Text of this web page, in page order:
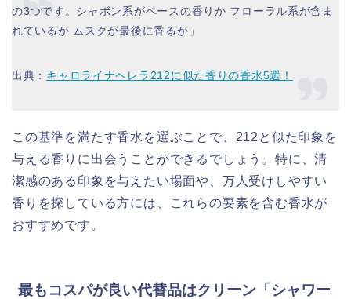
の3つです。シャボン系がベースの香りか フローラル系が含ま
れているか ムスクが最後に香るか」
出典： キャロライナヘレラ212に似た香りの香水5選！
この基準を満たす香水を選ぶことで、212と似た印象を
与える香りに出会うことができるでしょう。特に、清
潔感のある印象を与えたい場面や、万人受けしやすい
香りを探している方には、これらの要素を含む香水が
おすすめです。
最もコスパが良い代替品はクリーン「シャワー